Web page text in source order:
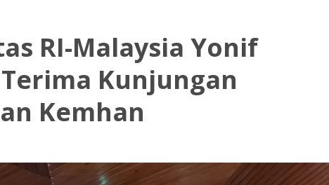
RI-Malaysia Yonif
Kunjungan
Kemhan